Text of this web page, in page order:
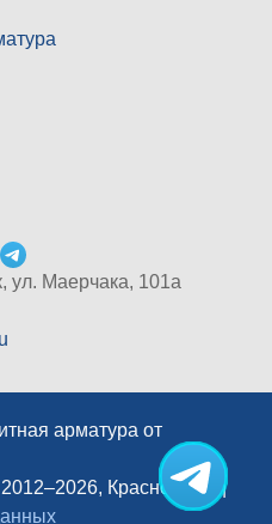
ул. Маерчака, 101а
арматура от
Красноярск
|